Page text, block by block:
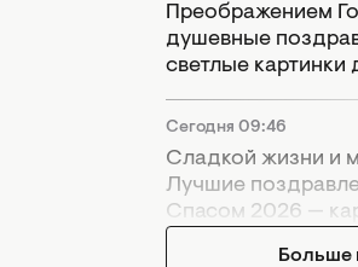
Преображением
душевные
светлые
Сегодня 09:46
Сладкой жизни и
Лучшие
Спасом 2026 —
Больше